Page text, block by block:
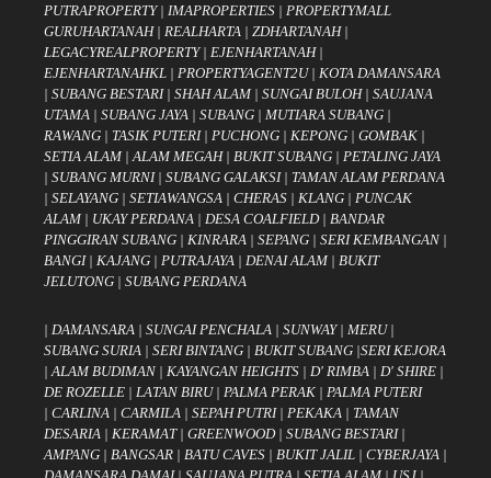
PUTRAPROPERTY| IMAPROPERTIES | PROPERTYMALL
GURUHARTANAH| REALHARTA | ZDHARTANAH|
LEGACYREALPROPERTY| EJENHARTANAH|
EJENHARTANAHKL | PROPERTYAGENT2U| KOTA DAMANSARA
| SUBANG BESTARI| SHAH ALAM| SUNGAI BULOH| SAUJANA
UTAMA | SUBANG JAYA | SUBANG | MUTIARA SUBANG |
RAWANG | TASIK PUTERI| PUCHONG | KEPONG | GOMBAK |
SETIA ALAM| ALAM MEGAH| BUKIT SUBANG | PETALING JAYA
| SUBANG MURNI| SUBANG GALAKSI| TAMAN ALAM PERDANA
| SELAYANG | SETIAWANGSA | CHERAS | KLANG | PUNCAK
ALAM| UKAY PERDANA | DESA COALFIELD| BANDAR
PINGGIRAN SUBANG | KINRARA | SEPANG | SERI KEMBANGAN |
BANGI| KAJANG | PUTRAJAYA | DENAI ALAM| BUKIT
JELUTONG | SUBANG PERDANA
| DAMANSARA | SUNGAI PENCHALA | SUNWAY| MERU|
SUBANG SURIA | SERI BINTANG | BUKIT SUBANG |SERI KEJORA
| ALAM BUDIMAN | KAYANGAN HEIGHTS | D' RIMBA | D' SHIRE |
DE ROZELLE | LATAN BIRU| PALMA PERAK | PALMA PUTERI
| CARLINA | CARMILA | SEPAH PUTRI| PEKAKA | TAMAN
DESARIA | KERAMAT| GREENWOOD| SUBANG BESTARI|
AMPANG | BANGSAR | BATU CAVES | BUKIT JALIL | CYBERJAYA |